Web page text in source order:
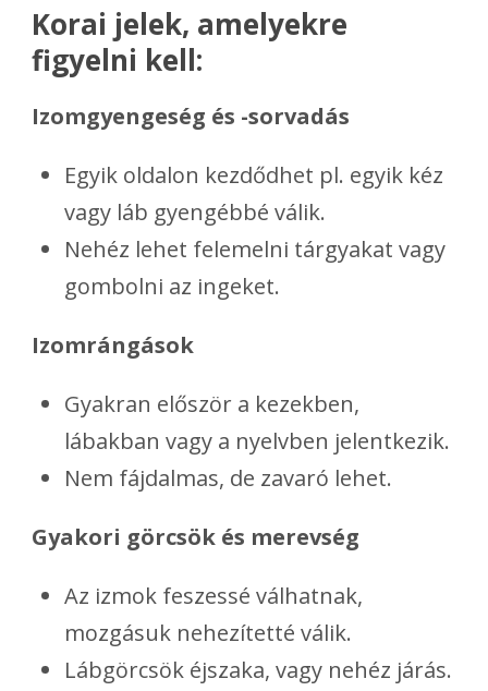
Korai jelek, amelyekre
figyelni kell:
Izomgyengeség és -sorvadás
Egyik oldalon kezdődhet pl. egyik kéz
vagy láb gyengébbé válik.
Nehéz lehet felemelni tárgyakat vagy
gombolni az ingeket.
Izomrángások
Gyakran először a kezekben,
lábakban vagy a nyelvben jelentkezik.
Nem fájdalmas, de zavaró lehet.
Gyakori görcsök és merevség
Az izmok feszessé válhatnak,
mozgásuk nehezítetté válik.
Lábgörcsök éjszaka, vagy nehéz járás.